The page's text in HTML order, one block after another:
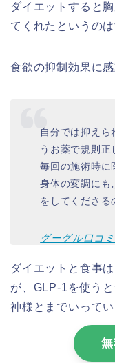
ダイエットすると
てくれたというの
食欲の抑制効果に
自分では抑えら
うお薬で規則正
毎回の施術時に
身体の変調にも
をしてくださる
グーグル口コ
ダイエットと食事
が、GLP-1を使う
神様とまでいって